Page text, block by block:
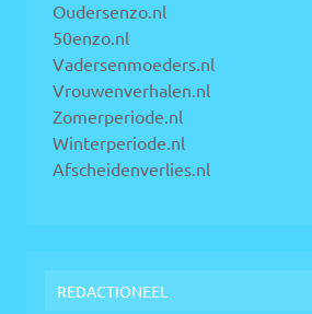
Oudersenzo.nl
50enzo.nl
Vadersenmoeders.nl
Vrouwenverhalen.nl
Zomerperiode.nl
Winterperiode.nl
Afscheidenverlies.nl
REDACTIONEEL